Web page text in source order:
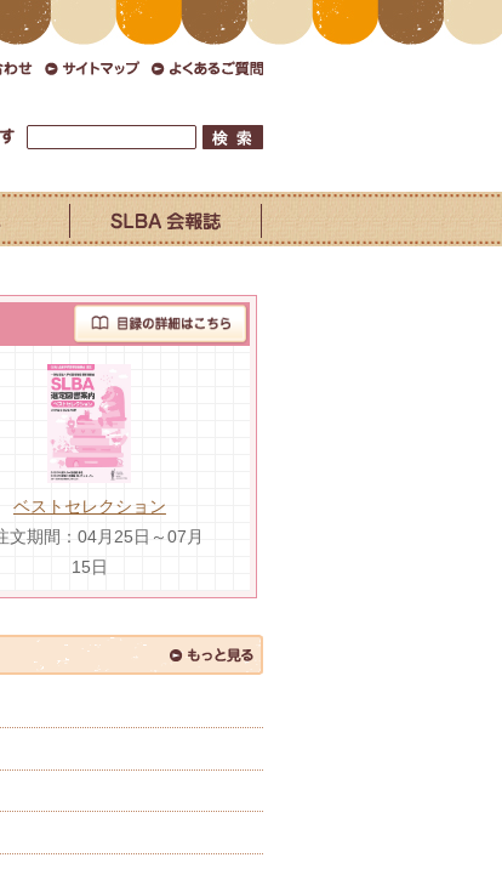
ベストセレクション
文期間：04月25日～07月
15日